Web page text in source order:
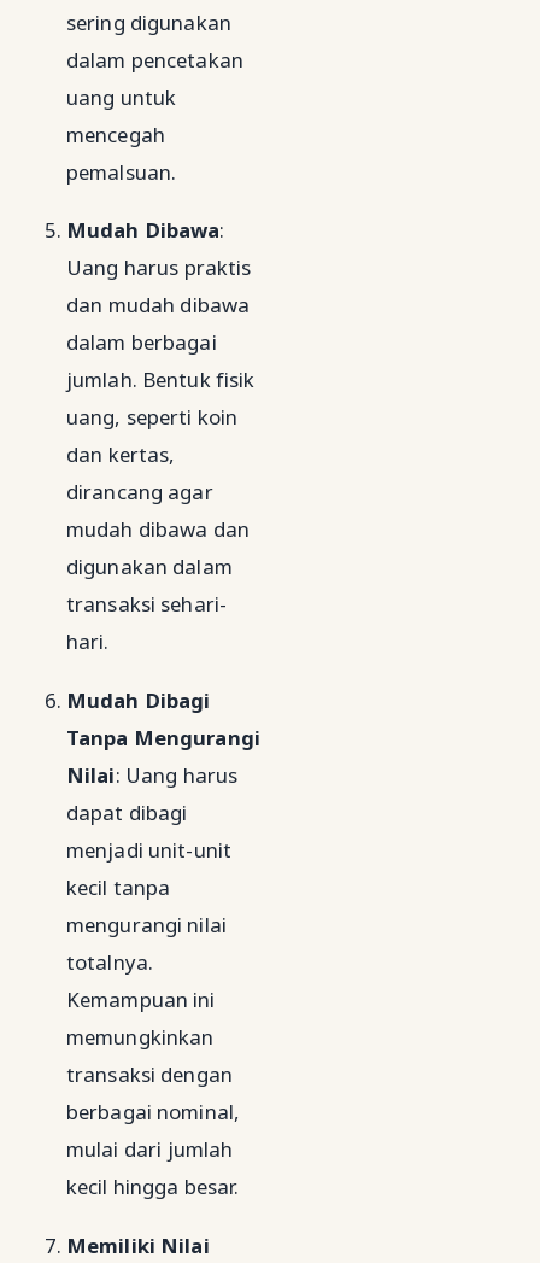
sering digunakan
dalam pencetakan
uang untuk
mencegah
pemalsuan.
Mudah Dibawa:
Uang harus praktis
dan mudah dibawa
dalam berbagai
jumlah. Bentuk fisik
uang, seperti koin
dan kertas,
dirancang agar
mudah dibawa dan
digunakan dalam
transaksi sehari-
hari.
Mudah Dibagi
Tanpa Mengurangi
Nilai: Uang harus
dapat dibagi
menjadi unit-unit
kecil tanpa
mengurangi nilai
totalnya.
Kemampuan ini
memungkinkan
transaksi dengan
berbagai nominal,
mulai dari jumlah
kecil hingga besar.
Memiliki Nilai